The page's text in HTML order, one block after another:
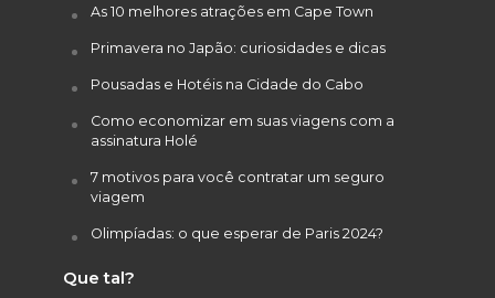
As 10 melhores atrações em Cape Town
Primavera no Japão: curiosidades e dicas
Pousadas e Hotéis na Cidade do Cabo
Como economizar em suas viagens com a
assinatura Holé
7 motivos para você contratar um seguro
viagem
Olimpíadas: o que esperar de Paris 2024?
Que tal?